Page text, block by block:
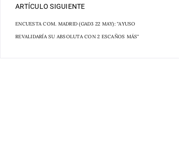
ARTÍCULO SIGUIENTE
ENCUESTA COM. MADRID (GAD3 22 MAY): "AYUSO
REVALIDARÍA SU ABSOLUTA CON 2 ESCAÑOS MÁS"